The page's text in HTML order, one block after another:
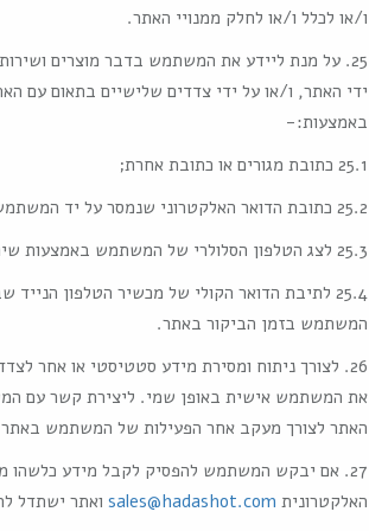
ו/או לכלל ו/או לחלק ממנויי האתר.
25. על מנת ליידע את המשתמש בדבר מוצרים
ידי האתר, ו/או על ידי צדדים שלישיים בתאום עם
באמצעות:-
25.1 כתובת מגורים או כתובת אחרת;
25.2 כתובת הדואר האלקטרוני שנמסר על יד המשתמש;
25.3 לצג הטלפון הסלולרי של המשתמש באמצעות שירות הודעות כתובות על צד הטלפון.
25.4 לתיבת הדואר הקולי של מכשיר הטלפון
המשתמש בזמן הביקור באתר.
26. לצורך ניתוח ומסירת מידע סטטיסטי או אחר
את המשתמש אישית באופן שמי. ליצירת קשר עם
האתר לצורך מעקב אחר הפעילות של המשתמש באתר
27. אם יבקש המשתמש להפסיק לקבל מידע כלשהו
האלקטרונית sales@hadashot.comואתר ישתדל